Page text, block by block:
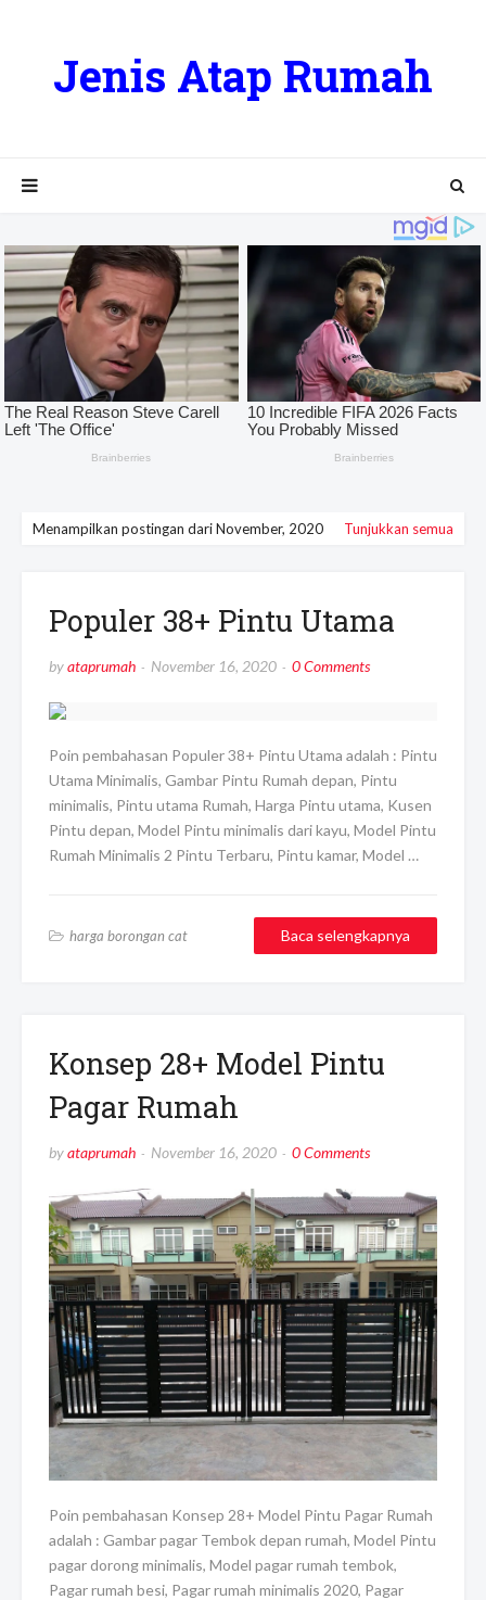
Jenis Atap Rumah
Menampilkan postingan dari November, 2020 Tunjukkan semua
Populer 38+ Pintu Utama
byataprumah November 16, 2020 0 Comments
Poin pembahasan Populer 38+ Pintu Utama adalah : Pintu
Utama Minimalis, Gambar Pintu Rumah depan, Pintu
minimalis, Pintu utama Rumah, Harga Pintu utama, Kusen
Pintu depan, Model Pintu minimalis dari kayu, Model Pintu
Rumah Minimalis 2 Pintu Terbaru, Pintu kamar, Model …
harga borongan cat Baca selengkapnya
Konsep 28+ Model Pintu
Pagar Rumah
byataprumah November 16, 2020 0 Comments
Poin pembahasan Konsep 28+ Model Pintu Pagar Rumah
adalah : Gambar pagar Tembok depan rumah, Model Pintu
pagar dorong minimalis, Model pagar rumah tembok,
Pagar rumah besi, Pagar rumah minimalis 2020, Pagar